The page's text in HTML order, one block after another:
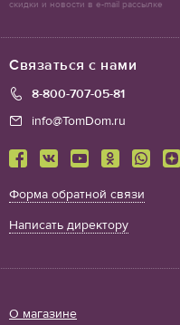
Связаться с нами
8-800-707-05-81
info@TomDom.ru
Форма обратной связи
Написать директору
О магазине
скидки и новости в e-mail рассылке